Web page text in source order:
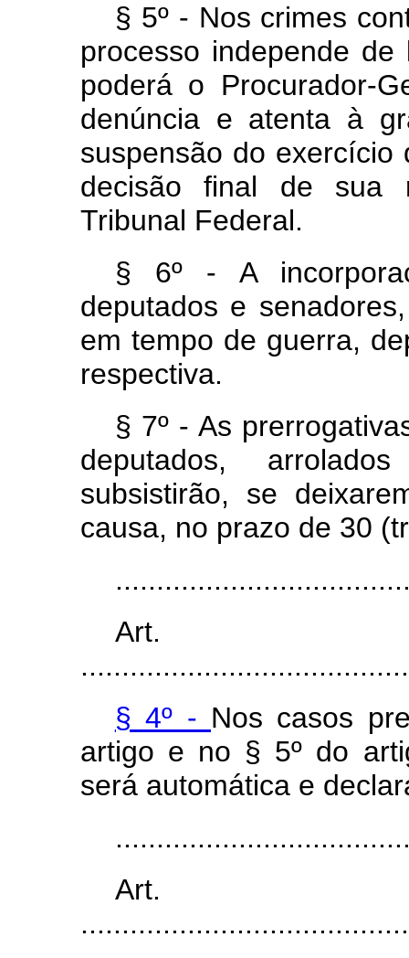
§ 5º - Nos crimes
processo independe
poderá o Procurador-
denúncia e atenta à
suspensão do exercício
decisão final de sua
Tribunal Federal.
§ 6º - A
deputados e
em tempo de guerra,
respectiva.
§ 7º - As
deputados,
subsistirão, se
causa, no prazo de 30
§ 4º - Nos casos
artigo e no § 5º do
será automática e